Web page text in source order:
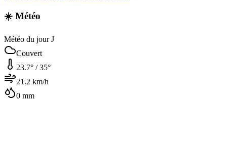
☀️ Météo
Météo du jour J
Couvert
23.7° /35°
21.2 km/h
0 mm